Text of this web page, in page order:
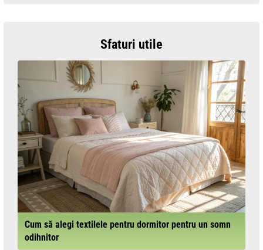
Sfaturi utile
Cum să alegi textilele pentru dormitor pentru un somn
odihnitor